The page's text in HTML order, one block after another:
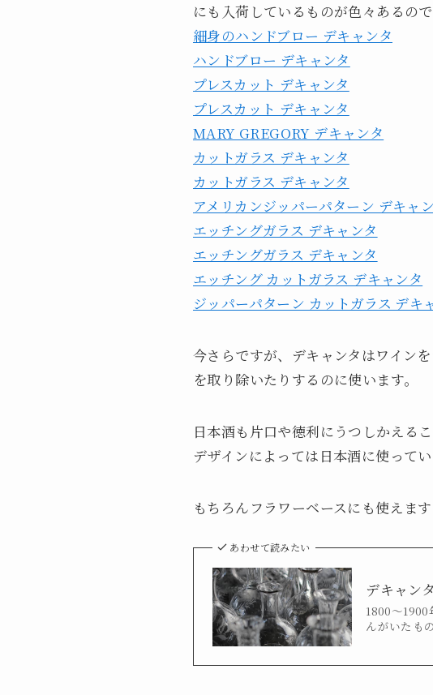
にも入荷しているものが色々あるの
細身のハンドブロー デキャンタ
ハンドブロー デキャンタ
プレスカット デキャンタ
プレスカット デキャンタ
MARY GREGORY デキャンタ
カットガラス デキャンタ
カットガラス デキャンタ
アメリカンジッパーパターン デキャ
エッチングガラス デキャンタ
エッチングガラス デキャンタ
エッチング カットガラス デキャンタ
ジッパーパターン カットガラス デキ
今さらですが、デキャンタはワイン
を取り除いたりするのに使います。
日本酒も片口や徳利にうつしかえる
デザインによっては日本酒に使って
もちろんフラワーベースにも使えます
あわせて読みたい
デキャン
1800～
んがいたも